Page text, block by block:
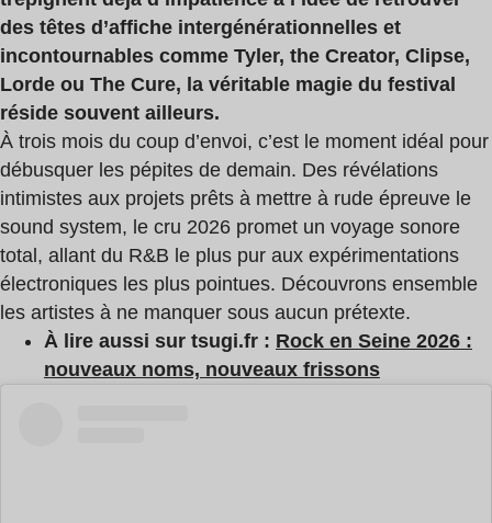
des têtes d’affiche intergénérationnelles et
incontournables comme Tyler, the Creator, Clipse,
Lorde ou The Cure, la véritable magie du festival
réside souvent ailleurs.
À trois mois du coup d’envoi, c’est le moment idéal pour
débusquer les pépites de demain. Des révélations
intimistes aux projets prêts à mettre à rude épreuve le
sound system, le cru 2026 promet un voyage sonore
total, allant du R&B le plus pur aux expérimentations
électroniques les plus pointues. Découvrons ensemble
les artistes à ne manquer sous aucun prétexte.
À lire aussi sur tsugi.fr : Rock en Seine 2026 :
nouveaux noms, nouveaux frissons